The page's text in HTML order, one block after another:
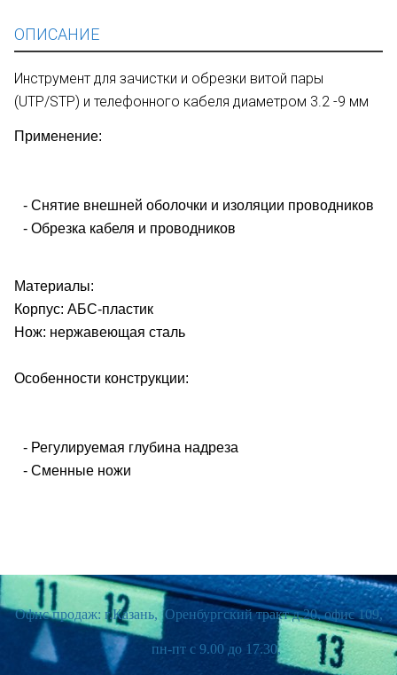
ОПИСАНИЕ
Инструмент для зачистки и обрезки витой пары
(UTP/STP) и телефонного кабеля диаметром 3.2 -9 мм
Применение:
- Снятие внешней оболочки и изоляции проводников
- Обрезка кабеля и проводников
Материалы:
Корпус: АБС-пластик
Нож: нержавеющая сталь
Особенности конструкции:
- Регулируемая глубина надреза
- Сменные ножи
Офис продаж: г.Казань, Оренбургский тракт д.20, офис 109,
пн-пт с 9.00 до 17.30,